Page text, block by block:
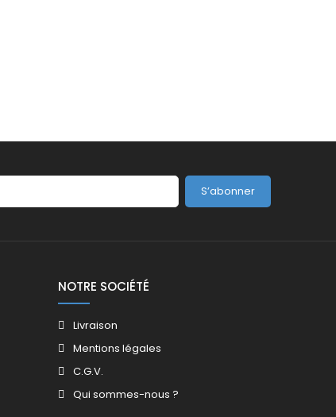
S’abonner
NOTRE SOCIÉTÉ
Livraison
Mentions légales
C.G.V.
Qui sommes-nous ?